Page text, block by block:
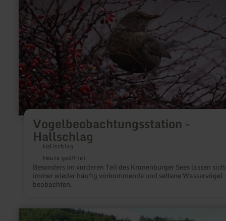
Vogelbeobachtungsstation -
Hallschlag
Hallschlag
Heute geöffnet
Besonders im vorderen Teil des Kronenburger Sees lassen sich
immer wieder häufig vorkommende und seltene Wasservögel
beobachten.